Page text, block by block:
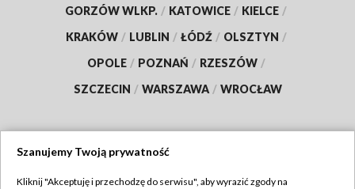
GORZÓW WLKP. / KATOWICE / KIELCE /
KRAKÓW / LUBLIN / ŁÓDŹ / OLSZTYN /
OPOLE / POZNAŃ / RZESZÓW /
SZCZECIN / WARSZAWA / WROCŁAW
Szanujemy Twoją prywatność
Kliknij "Akceptuję i przechodzę do serwisu", aby wyrazić zgody na